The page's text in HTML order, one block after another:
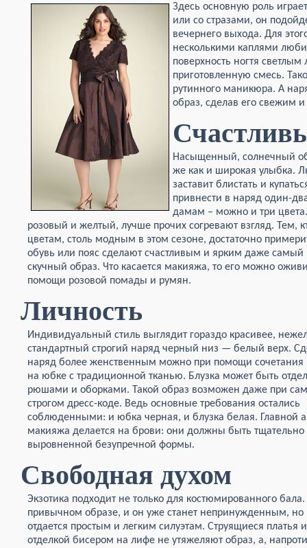
Здесь основную роль
или со стразами, он
вечернего выхода. Для
несколькими каплями
поверхность ногтя
приготовленную смесь.
рутинного маникюра. А
образ, сделав его свежим
Насыщенный, солнечный
же как и широкая улыбка.
заставит блистать и
привнести в наряд один-
дамам – можно и три
розовый и желтый, лучше прочих согревают взгляд. Тем,
цветам, столь модным в этом сезоне, достаточно
обувь или пояс сделают счастливым и ярким даже самый
скучный образ. Что касается макияжа, то его можно
помощи розовой помады и румян.
Личность
Индивидуальный стиль выглядит гораздо красивее,
стандартный строгий наряд черный низ — белый верх.
наряд более женственным можно при помощи сочетания
на юбке с традиционной тканью. Блузка может быть
рюшами и оборками. Такой образ возможен даже при
строгом дресс-коде. Ведь основные требования остались
соблюденными: и юбка черная, и блузка белая. Главной
макияжа делается на брови: они должны быть тщательно
выровненной безупречной формы.
Свободная духом
Экзотика подходит не только для костюмированного
привычном образе, и он уже станет непринужденным, но
отдается простым и легким силуэтам. Струящиеся
отделкой бисером на лифе не утяжеляют образ, а,